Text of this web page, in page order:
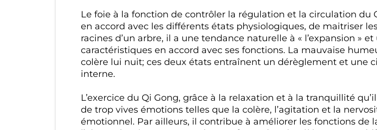
Le foie à la fonction de contrôler la régulation et la circulation du
en accord avec les différents états physiologiques, de maitriser
racines d’un arbre, il a une tendance naturelle à « l’expansion »
caractéristiques en accord avec ses fonctions. La mauvaise
colère lui nuit; ces deux états entraînent un dérèglement et une
interne.
L’exercice du Qi Gong, grâce à la relaxation et à la tranquillité
de trop vives émotions telles que la colère, l’agitation et la
émotionnel. Par ailleurs, il contribue à améliorer les fonctions de